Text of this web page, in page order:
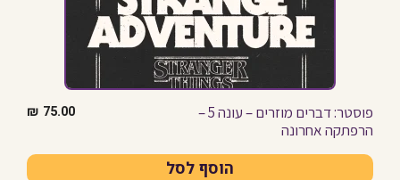
פוסטר: דברים מוזרים – עונה 5 –
הרפתקה אחרונה
75.00
₪
הוסף לסל